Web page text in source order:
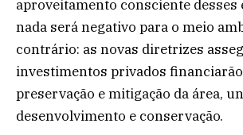
aproveitamento consciente desses
nada será negativo para o meio
contrário: as novas diretrizes
investimentos privados
preservação e mitigação da área,
desenvolvimento e conservação.